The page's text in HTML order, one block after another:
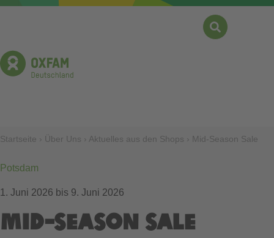
Direkt
Pfadnavigation
Startseite Über Uns Aktuelles aus den Shops Mid-Season Sale
Potsdam
1. Juni 2026 bis 9. Juni 2026
Mid-Season Sale